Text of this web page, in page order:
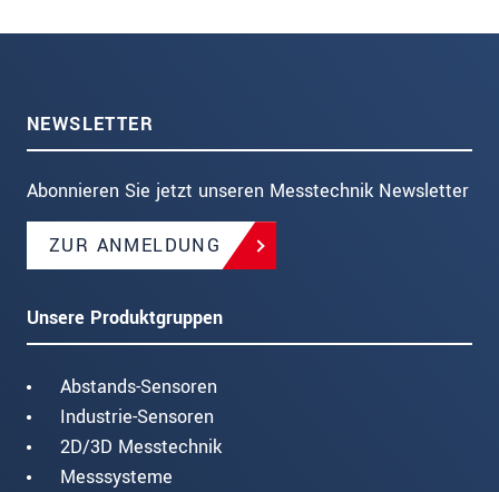
NEWSLETTER
Abonnieren Sie jetzt unseren Messtechnik Newsletter
ZUR ANMELDUNG
Unsere Produktgruppen
Abstands-Sensoren
Industrie-Sensoren
2D/3D Messtechnik
Messsysteme